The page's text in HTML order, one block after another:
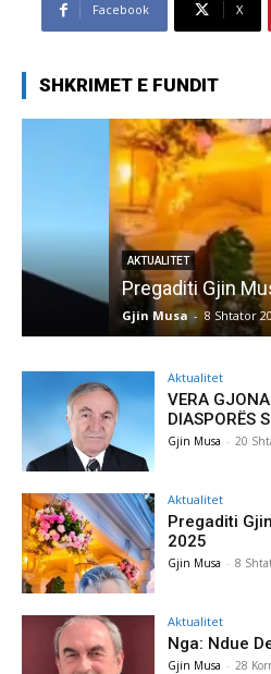
Facebook X
SHKRIMET E FUNDIT
Pregaditi Gjin Musa-
8 Shtator 2025 0
Aktualitet
VERA
DIASPORËS
Gjin Musa - 20
Aktualitet
Pregaditi
2025
Gjin Musa - 8
Aktualitet
Nga: Ndue
Gjin Musa - 28